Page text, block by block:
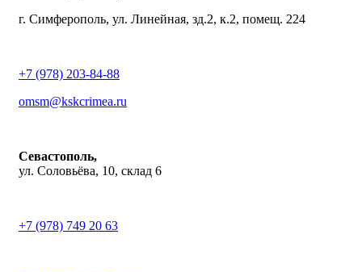
г. Симферополь, ул. Линейная, зд.2, к.2, помещ. 224
+7 (978) 203-84-88
omsm@kskcrimea.ru
Севастополь,
ул. Соловьёва, 10, склад 6
+7 (978) 749 20 63